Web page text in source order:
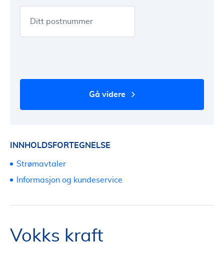
Vokks kraft
Ditt postnummer
gå videre
INNHOLDSFORTEGNELSE
Strømavtaler
Informasjon og kundeservice